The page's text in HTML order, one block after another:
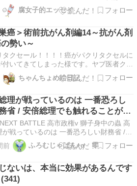
ログランキングのBL部門で、幣ブログっ
設当初から1位をキープし続けていました
とって、大変うれしく誇らしいことでした
腐女子的エッセイ
癌＞術前抗がん剤編14～抗がん剤
勢い～
タクセール！！！！癌がパクリタクセルに
付いてきてしまった様です。ヤブ医者クリ
に親に行かせるなんて、、。闘病しながら
てる人もいるんだから「自分で行け
れたんで、甘えられるものには甘えときま
れにしても淡々と…
ちゃんちょめ絵日記
理が戦っているのは 一番恐ろし
省 / 安倍総理でも触れることが出
った財務省解体 高市・片山で突
〓【マンデーバスターズ】
BATTLE 高市政権v 獅子身中の蟲 高
が戦っているのは 一番恐ろしい財務省 /
理でも触れることが出来なかった財務省解
・片山で突き進め〓【マンデーバスター
挙で / 減税反対は国民の敵…
前 ふろむじゃぱん+α 零
ないは、本当に効果があるんです